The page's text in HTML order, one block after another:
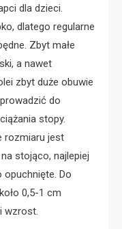
dla dzieci.
dlatego regularne
Zbyt małe
a nawet
zbyt duże obuwie
do
stopy.
rozmiaru jest
stojąco, najlepiej
opuchnięte. Do
0,5-1 cm
wzrost.